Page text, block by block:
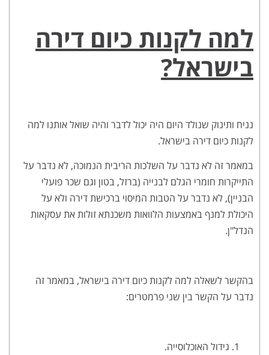
למה לקנות כיום דירה
בישראל?
נניח ותינוק שנולד היום היה יכול לדבר והיה שואל אותנו למה
לקנות כיום דירה בישראל.
במאמר זה לא נדבר על השלכות הריבית הנמוכה, לא נדבר על
התייקרות חומרי הגלם לבנייה (ברזל, בטון וגם שכר פועלי
הבניין), לא נדבר על הטבות המיסוי ברכישת דירה ולא על
היכולת למנף באמצעות הלוואות משכנתא זולות את עסקאות
הנדל"ן.
בהקשר לשאלה למה לקנות כיום דירה בישראל, במאמר זה
נדבר על הקשר בין שני פרמטרים:
גידול האוכלוסייה.